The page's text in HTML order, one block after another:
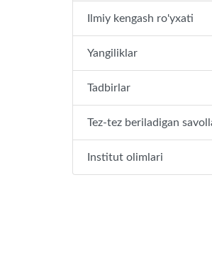
Ilmiy kengash ro'yxati
Yangiliklar
Tadbirlar
Tez-tez beriladigan
Institut olimlari